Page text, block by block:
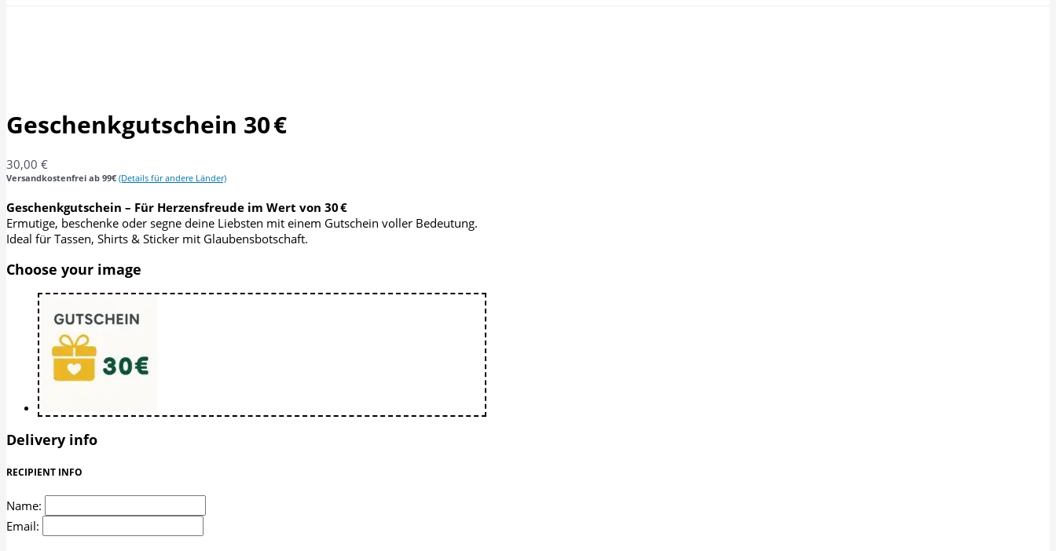
Geschenkgutschein 30 €
30,00 €
Versandkostenfrei ab 99€ (Details für andere Länder)
Geschenkgutschein – Für Herzensfreude im Wert von 30 €
Ermutige, beschenke oder segne deine Liebsten mit einem Gutschein voller Bedeutung.
Ideal für Tassen, Shirts & Sticker mit Glaubensbotschaft.
Choose your image
Delivery info
RECIPIENT INFO
Name:
Email: